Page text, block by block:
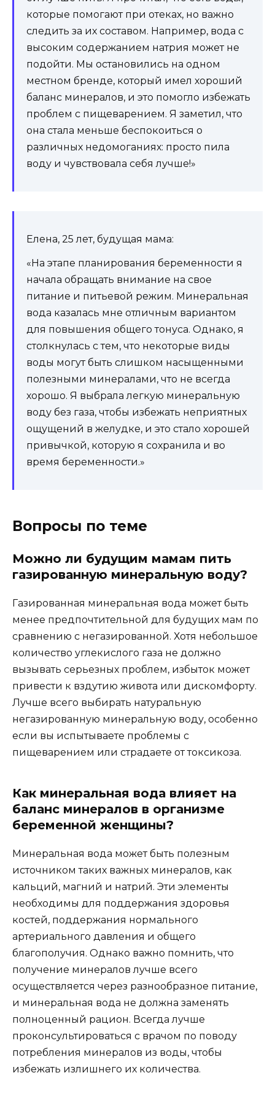
которые помогают при отеках, но важно
следить за их составом. Например, вода с
высоким содержанием натрия может не
подойти. Мы остановились на одном
местном бренде, который имел хороший
баланс минералов, и это помогло избежать
проблем с пищеварением. Я заметил, что
она стала меньше беспокоиться о
различных недомоганиях: просто пила
воду и чувствовала себя лучше!»
Елена, 25 лет, будущая мама:
«На этапе планирования беременности я
начала обращать внимание на свое
питание и питьевой режим. Минеральная
вода казалась мне отличным вариантом
для повышения общего тонуса. Однако, я
столкнулась с тем, что некоторые виды
воды могут быть слишком насыщенными
полезными минералами, что не всегда
хорошо. Я выбрала легкую минеральную
воду без газа, чтобы избежать неприятных
ощущений в желудке, и это стало хорошей
привычкой, которую я сохранила и во
время беременности.»
Вопросы по теме
Можно ли будущим мамам пить
газированную минеральную воду?
Газированная минеральная вода может быть
менее предпочтительной для будущих мам по
сравнению с негазированной. Хотя небольшое
количество углекислого газа не должно
вызывать серьезных проблем, избыток может
привести к вздутию живота или дискомфорту.
Лучше всего выбирать натуральную
негазированную минеральную воду, особенно
если вы испытываете проблемы с
пищеварением или страдаете от токсикоза.
Как минеральная вода влияет на
баланс минералов в организме
беременной женщины?
Минеральная вода может быть полезным
источником таких важных минералов, как
кальций, магний и натрий. Эти элементы
необходимы для поддержания здоровья
костей, поддержания нормального
артериального давления и общего
благополучия. Однако важно помнить, что
получение минералов лучше всего
осуществляется через разнообразное питание,
и минеральная вода не должна заменять
полноценный рацион. Всегда лучше
проконсультироваться с врачом по поводу
потребления минералов из воды, чтобы
избежать излишнего их количества.